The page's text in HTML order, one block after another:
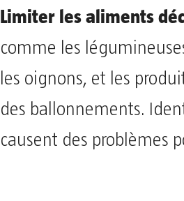
Limiter les aliments
comme les
les oignons, et les
des ballonnements.
causent des problèmes